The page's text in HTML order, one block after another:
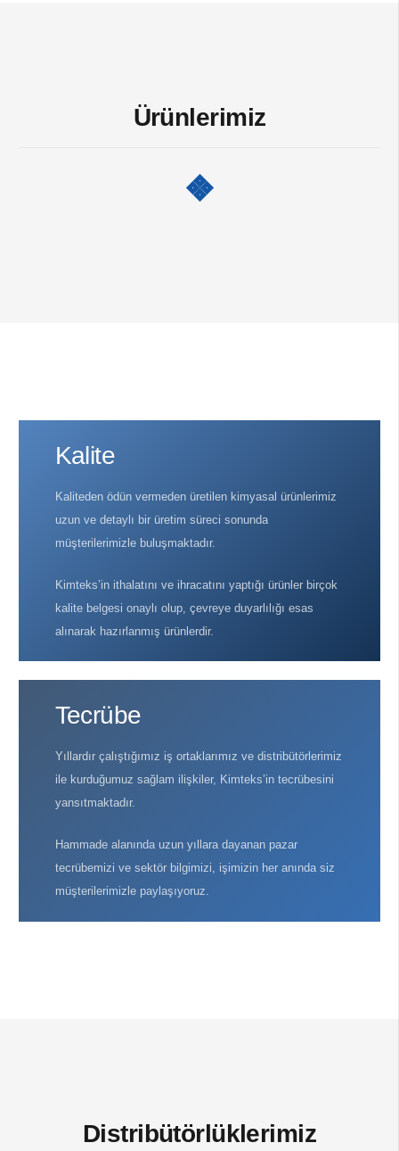
Ürünlerimiz
Kalite
Kaliteden ödün vermeden üretilen kimyasal ürünlerimiz
uzun ve detaylı bir üretim süreci sonunda
müşterilerimizle buluşmaktadır.
Kimteks’in ithalatını ve ihracatını yaptığı ürünler birçok
kalite belgesi onaylı olup, çevreye duyarlılığı esas
alınarak hazırlanmış ürünlerdir.
Tecrübe
Yıllardır çalıştığımız iş ortaklarımız ve distribütörlerimiz
ile kurduğumuz sağlam ilişkiler, Kimteks’in tecrübesini
yansıtmaktadır.
Hammade alanında uzun yıllara dayanan pazar
tecrübemizi ve sektör bilgimizi, işimizin her anında siz
müşterilerimizle paylaşıyoruz.
Distribütörlüklerimiz